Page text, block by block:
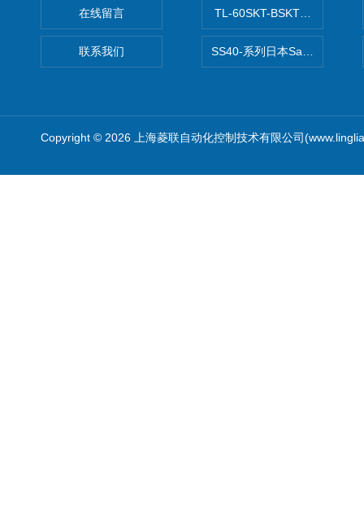
在线留言
联系我们
TL-60SKT-BSKTC张力控制器
SS40-系列日本Sawamura泽
Copyright © 2026 上海菱联自动化控制技术有限公司